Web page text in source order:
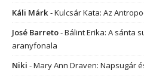
Káli Márk-Kulcsár Kata: Az
José Barreto-Bálint Erika: A sánta
aranyfonala
Niki -Mary Ann Draven: Napsugár